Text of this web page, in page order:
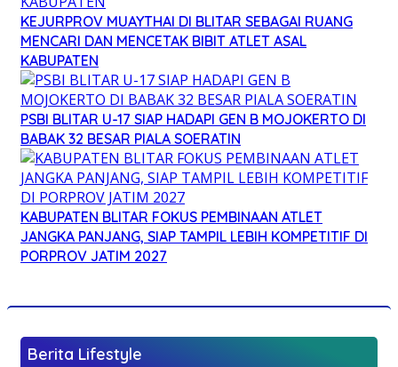
KEJURPROV MUAYTHAI DI BLITAR SEBAGAI RUANG
MENCARI DAN MENCETAK BIBIT ATLET ASAL
KABUPATEN
PSBI BLITAR U-17 SIAP HADAPI GEN B MOJOKERTO DI
BABAK 32 BESAR PIALA SOERATIN
KABUPATEN BLITAR FOKUS PEMBINAAN ATLET
JANGKA PANJANG, SIAP TAMPIL LEBIH KOMPETITIF DI
PORPROV JATIM 2027
Berita Lifestyle